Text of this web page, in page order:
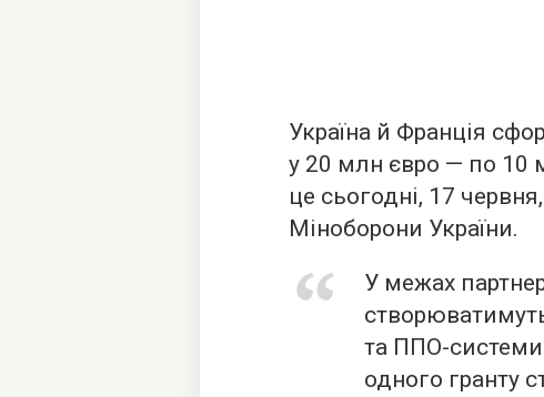
Україна й Франція
у 20 млн євро — по 10
це сьогодні, 17
Міноборони України.
У межах
створюватимуть
та ППО-
одного гранту